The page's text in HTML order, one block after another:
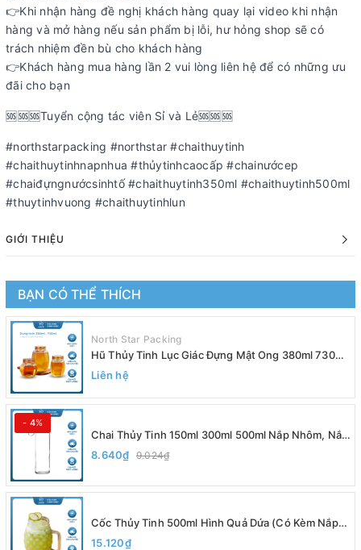
👉Khi nhận hàng đề nghị khách hàng quay lại video khi nhận
hàng và mở hàng nếu sản phẩm bị lỗi, hư hỏng shop sẽ có
trách nhiệm đền bù cho khách hàng
👉Khách hàng mua hàng lần 2 vui lòng liên hệ để có những ưu
đãi cho bạn
️️️️️️️️️️️️️️️🆘🆘🆘Tuyển cộng tác viên Sỉ và Lẻ🆘🆘🆘
#northstarpacking #northstar #chaithuytinh
#chaithuytinhnapnhua #thủytinhcaocấp #chainướcep
#chaiđựngnướcsinhtố #chaithuytinh350ml #chaithuytinh500ml
#thuytinhvuong #chaithuytinhlun
GIỚI THIỆU
BẠN CÓ THỂ THÍCH
North Star Packing
Hũ Thủy Tinh Lục Giác Đựng Mật Ong 380ml 730ml
Nắp Vàng, Đựng Yến Chưng, Trà, Siro - North Star
Packing
Liên hệ
- 4%
Chai Thủy Tinh 150ml 300ml 500ml Nắp Nhôm, Nắp
Inox Có Dây Xách, Đựng Nước Ép, Sinh Tố, Detox,
Nắp Nhựa Bọc Kim Loại Chắc Chắn - North Star
8.640₫ 9.024₫
Cốc Thủy Tinh 500ml Hình Quả Dứa (Có Kèm Nắp),
Ly Quai Thủy Tinh Cao Cấp - North Star Packing
15.120₫